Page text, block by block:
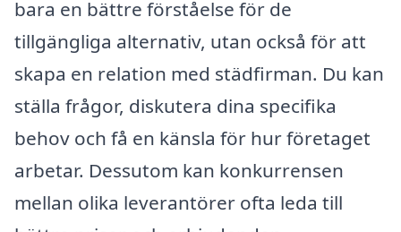
bara en bättre förståelse för de
tillgängliga alternativ, utan också för att
skapa en relation med städfirman. Du kan
ställa frågor, diskutera dina specifika
behov och få en känsla för hur företaget
arbetar. Dessutom kan konkurrensen
mellan olika leverantörer ofta leda till